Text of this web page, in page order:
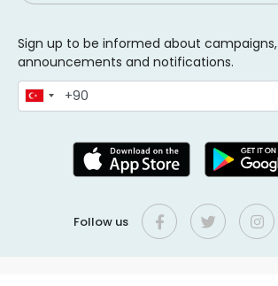
Sign up to be informed about campaigns,
announcements and notifications.
Follow us